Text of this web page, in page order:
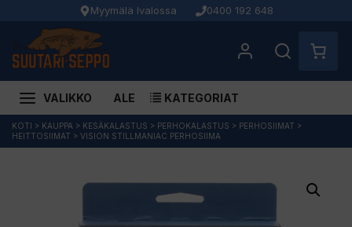
Myymälä Ivalossa 0400 192 648
VALIKKO ALE KATEGORIAT
Siirry
sisältöön
KOTI > KAUPPA > KESÄKALASTUS > PERHOKALASTUS > PERHOSIIMAT >
HEITTOSIIMAT > VISION STILLMANIAC PERHOSIIMA